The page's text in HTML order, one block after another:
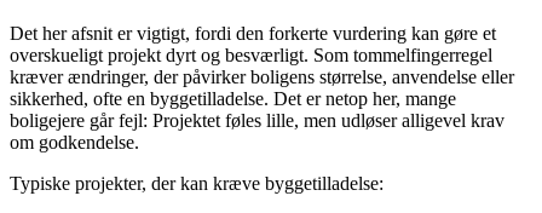
Det her afsnit er vigtigt, fordi den forkerte vurdering kan gøre et
overskueligt projekt dyrt og besværligt. Som tommelfingerregel
kræver ændringer, der påvirker boligens størrelse, anvendelse eller
sikkerhed, ofte en byggetilladelse. Det er netop her, mange
boligejere går fejl: Projektet føles lille, men udløser alligevel krav
om godkendelse.
Typiske projekter, der kan kræve byggetilladelse: